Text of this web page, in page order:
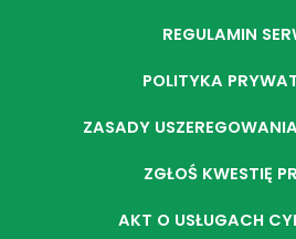
REGULAMIN
POLITYKA
ZASADY
ZGŁOŚ KWESTIĘ
AKT O USŁUGACH